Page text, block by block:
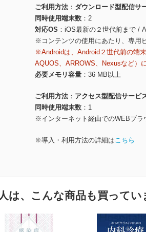
ご利用方法
ダウンロード型配信サ
同時使用端末数
2
対応OS
iOS最新の２世代前まで /
※コンテンツの使用にあたり、専用
※Androidは、Android２世代前の端
AQUOS、ARROWS、Nexusなど）
必要メモリ容量
36 MB以上
ご利用方法
アクセス型配信サービ
同時使用端末数
1
※インターネット経由でのWEBブラ
※導入・利用方法の詳細はこちら
は、こんな商品も買ってい